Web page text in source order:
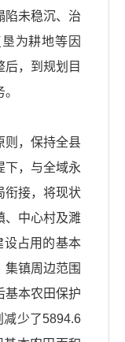
陷未稳沉、治
为耕地等因
后，到规划目
则，保持全县
下，与全域永
衔接，将现状
、中心村及濉
设占用的基本
集镇周边范围
基本农田保护
减少了5894.6